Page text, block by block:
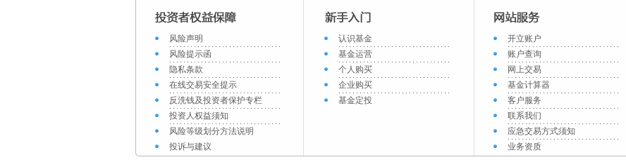
风险声明
风险提示函
隐私条款
在线交易安全提示
反洗钱及投资者保护专栏
投资人权益须知
风险等级划分方法说明
投诉与建议
认识基金
基金运营
个人购买
企业购买
基金定投
开立账户
账户查询
网上交易
基金计算器
客户服务
联系我们
应急交易方式须知
业务资质